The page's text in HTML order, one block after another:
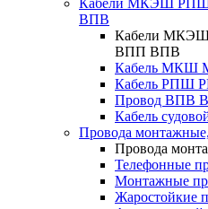
Кабели МКЭШ
ВПВ
Кабели
ВПП ВПВ
Кабель
Кабель РПШ
Провод ВПВ
Кабель
Провода
Провода
Телефонные
Монтажные
Жаростойкие